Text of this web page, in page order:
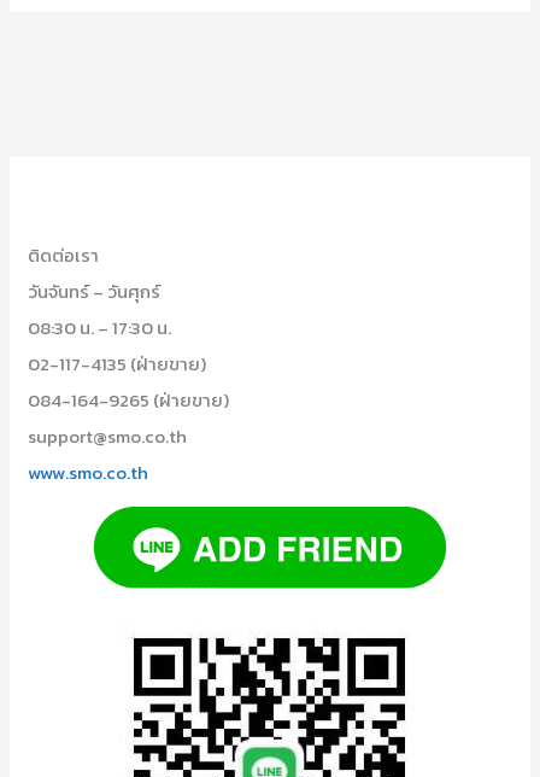
ติดต่อเรา
วันจันทร์ – วันศุกร์
08:30 น. – 17:30 น.
02-117-4135 (ฝ่ายขาย)
084-164-9265 (ฝ่ายขาย)
support@smo.co.th
www.smo.co.th